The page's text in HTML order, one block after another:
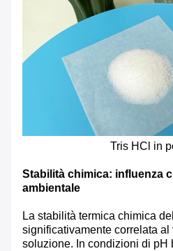
Tris HCl in
Stabilità chimica: influenza
ambientale
La stabilità termica chimica
significativamente correlata
soluzione. In condizioni di pH